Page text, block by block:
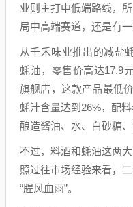
业则主打中低端路线，
局中高端赛道，还是有
从千禾味业推出的减盐
蚝油，零售价高达17.9
旗舰店，这款产品最低
蚝汁含量达到26%，配
酿造酱油、水、白砂糖、
不过，料酒和蚝油这两
照过往市场经验来看，
“腥风血雨”。